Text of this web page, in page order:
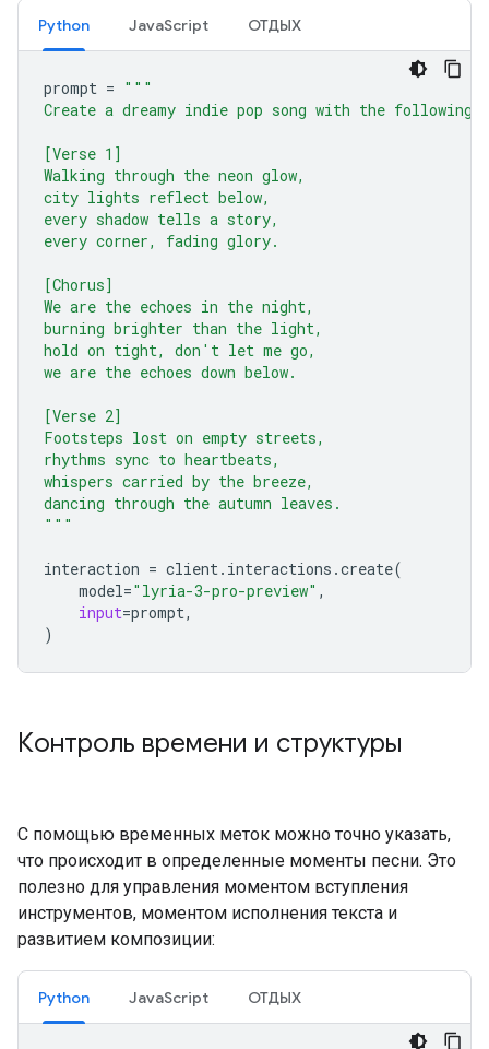
Python JavaScript ОТДЫХ
prompt = """
Create a dreamy indie pop song with the
[Verse 1]
Walking through the neon glow,
city lights reflect below,
every shadow tells a story,
every corner, fading glory.
[Chorus]
We are the echoes in the night,
burning brighter than the light,
hold on tight, don't let me go,
we are the echoes down below.
[Verse 2]
Footsteps lost on empty streets,
rhythms sync to heartbeats,
whispers carried by the breeze,
dancing through the autumn leaves.
"""
interaction = client. interactions .create(
model="lyria-3-pro-preview" ,
input=prompt,
)
Контроль времени и структуры
С помощью временных меток можно точно указать,
что происходит в определенные моменты песни. Это
полезно для управления моментом вступления
инструментов, моментом исполнения текста и
развитием композиции:
Python JavaScript ОТДЫХ